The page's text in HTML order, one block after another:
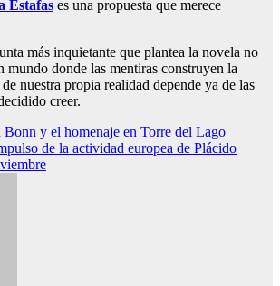
Estafas es una propuesta que merece
más inquietante que plantea la novela no
mundo donde las mentiras construyen la
nuestra propia realidad depende ya de las
creer.
y el homenaje en Torre del Lago
de la actividad europea de Plácido